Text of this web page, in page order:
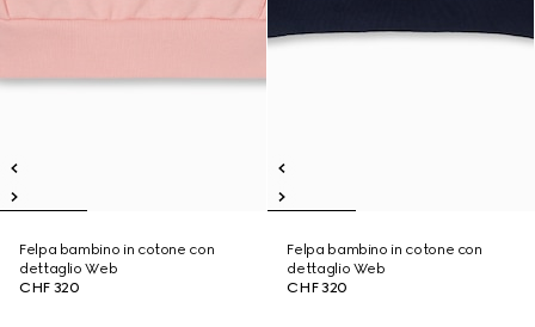
Felpa bambino in cotone con
dettaglio Web
CHF 320
Felpa bambino in cotone con
dettaglio Web
CHF 320